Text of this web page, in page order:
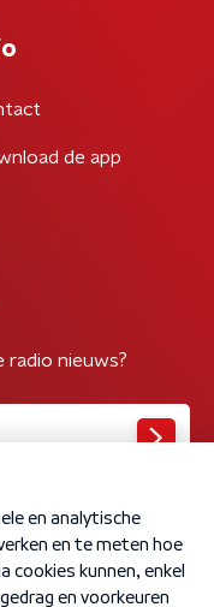
de app
nieuws?